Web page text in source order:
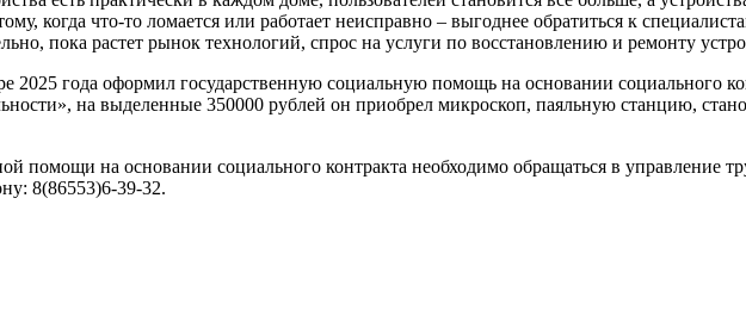
когда что-то ломается или работает неисправно – выгоднее обратиться к
пока растет рынок технологий, спрос на услуги по восстановлению и ремонту
2025 года оформил государственную социальную помощь на основании социального
на выделенные 350000 рублей он приобрел микроскоп, паяльную станцию,
помощи на основании социального контракта необходимо обращаться в управление
8(86553)6-39-32.